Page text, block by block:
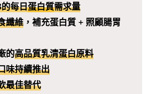
每日蛋白質需求量
纖維 ，補充蛋白質 + 照顧腸胃
的高品質乳清蛋白原料
味持續推出
最佳替代